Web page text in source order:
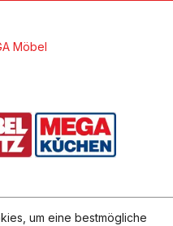
Möbel
um eine bestmögliche